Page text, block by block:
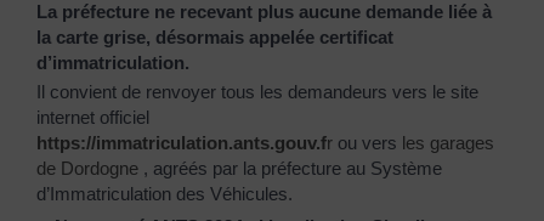
La préfecture ne recevant plus aucune demande liée à
la carte grise, désormais appelée certificat
d’immatriculation.
Il convient de renvoyer tous les demandeurs vers le site
internet officiel
https://immatriculation.ants.gouv.fr ou vers les garages
de Dordogne , agréés par la préfecture au Système
d’Immatriculation des Véhicules.